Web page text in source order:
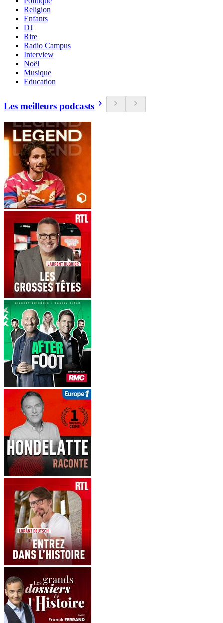
Religion
Enfants
DJ
Rire
Radio Campus
Interview
Noël
Musique
Education
Les meilleurs podcasts